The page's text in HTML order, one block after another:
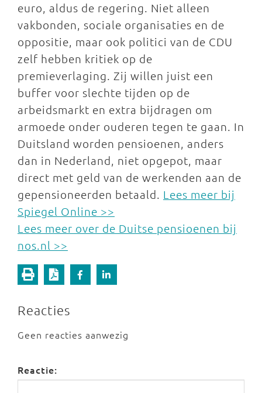
euro, aldus de regering. Niet alleen
vakbonden, sociale organisaties en de
oppositie, maar ook politici van de CDU
zelf hebben kritiek op de
premieverlaging. Zij willen juist een
buffer voor slechte tijden op de
arbeidsmarkt en extra bijdragen om
armoede onder ouderen tegen te gaan. In
Duitsland worden pensioenen, anders
dan in Nederland, niet opgepot, maar
direct met geld van de werkenden aan de
gepensioneerden betaald. Lees meer bij
Spiegel Online >>
Lees meer over de Duitse pensioenen bij
nos.nl >>
Reacties
Geen reacties aanwezig
Reactie: